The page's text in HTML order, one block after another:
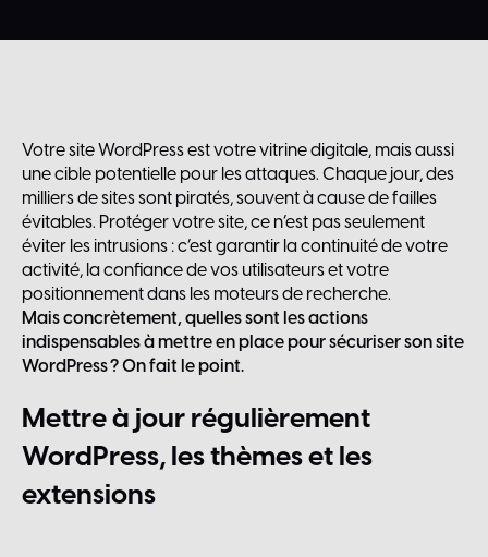
Votre site WordPress est votre vitrine digitale, mais aussi
une cible potentielle pour les attaques. Chaque jour, des
milliers de sites sont piratés, souvent à cause de failles
évitables. Protéger votre site, ce n’est pas seulement
éviter les intrusions : c’est garantir la continuité de votre
activité, la confiance de vos utilisateurs et votre
positionnement dans les moteurs de recherche.
Mais concrètement, quelles sont les actions
indispensables à mettre en place pour sécuriser son site
WordPress ? On fait le point.
Mettreàjourrégulièrement
WordPress,lesthèmesetles
extensions